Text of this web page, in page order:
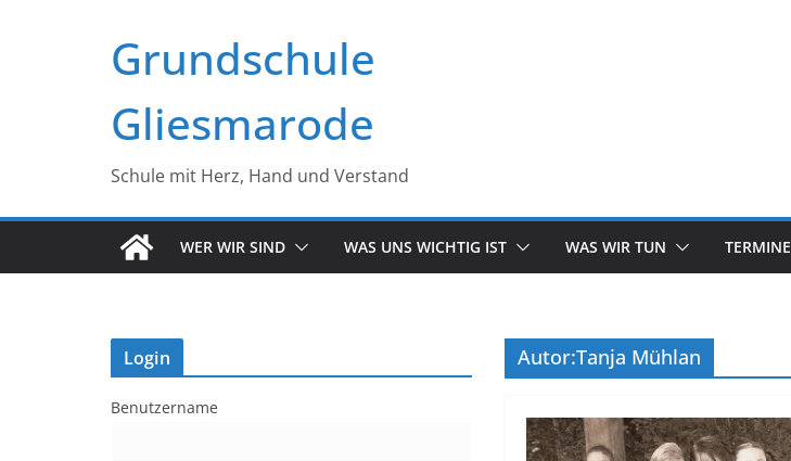
Grundschule
Gliesmarode
Schule mit Herz, Hand und Verstand
WER WIR SIND WAS UNS WICHTIG IST WAS WIR TUN TERMINE
Autor:Tanja Mühlan
Login
Benutzername